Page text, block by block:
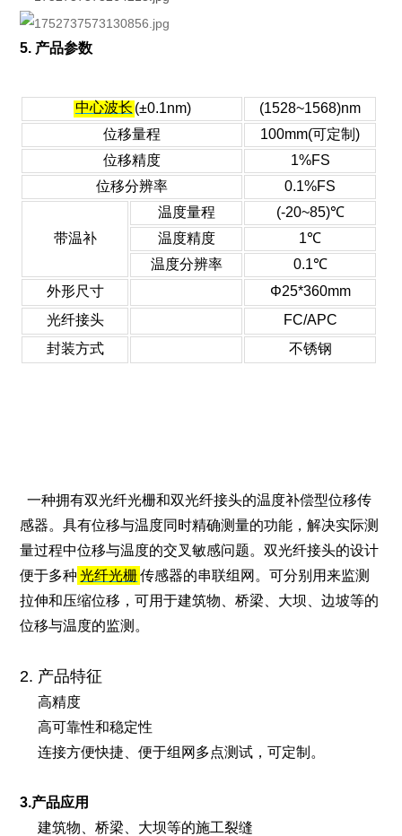
5. 产品参数
中心波长 (±0.1nm)
(1528~1568)nm
位移量程
100mm(可定制)
位移精度
1%FS
位移分辨率
0.1%FS
带温补
温度量程
(-20~85)℃
温度精度
1℃
温度分辨率
0.1℃
外形尺寸
Φ25*360mm
光纤接头
FC/APC
封装方式
不锈钢
一种拥有双光纤光栅和双光纤接头的温度补偿型位移传
感器。具有位移与温度同时精确测量的功能，解决实际测
量过程中位移与温度的交叉敏感问题。双光纤接头的设计
便于多种 光纤光栅传感器的串联组网。可分别用来监测
拉伸和压缩位移，可用于建筑物、桥梁、大坝、边坡等的
位移与温度的监测。
2. 产品特征
高精度
高可靠性和稳定性
连接方便快捷、便于组网多点测试，可定制。
3.产品应用
建筑物、桥梁、大坝等的施工裂缝